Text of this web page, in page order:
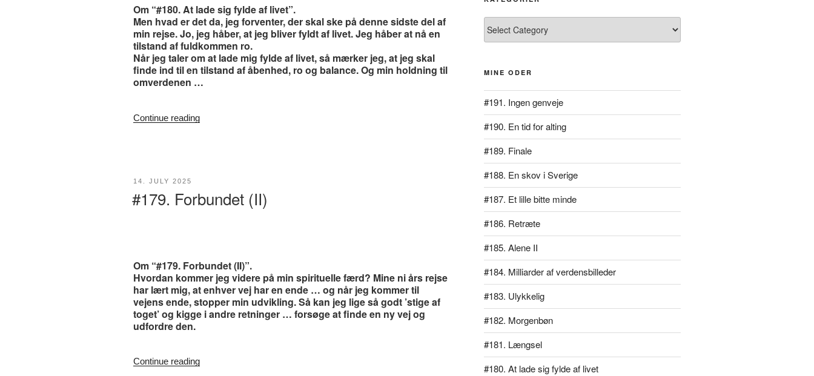
Om “#180. At lade sig fylde af livet”.
Men hvad er det da, jeg forventer, der skal ske på denne sidste del af
min rejse. Jo, jeg håber, at jeg bliver fyldt af livet. Jeg håber at nå en
tilstand af fuldkommen ro.
Når jeg taler om at lade mig fylde af livet, så mærker jeg, at jeg skal
finde ind til en tilstand af åbenhed, ro og balance. Og min holdning til
omverdenen …
Continue reading“#180.
livet”
POSTED
14. JULY 2025
#179. Forbundet (II)
Om “#179. Forbundet (II)”.
Hvordan kommer jeg videre på min spirituelle færd? Mine ni års rejse
har lært mig, at enhver vej har en ende … og når jeg kommer til
vejens ende, stopper min udvikling. Så kan jeg lige så godt ’stige af
toget’ og kigge i andre retninger … forsøge at finde en ny vej og
udfordre den.
Continue reading“#179.
MINE ODER
#191. Ingen genveje
#190. En tid for alting
#189. Finale
#188. En skov i Sverige
#187. Et lille bitte minde
#186. Retræte
#185. Alene II
#184. Milliarder af verdensbilleder
#183. Ulykkelig
#182. Morgenbøn
#181. Længsel
#180. At lade sig fylde af livet